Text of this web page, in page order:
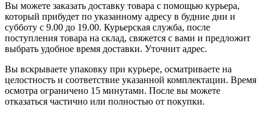
Вы можете заказать доставку товара с помощью курьера,
который прибудет по указанному адресу в будние дни и
субботу с 9.00 до 19.00. Курьерская служба, после
поступления товара на склад, свяжется с вами и предложит
выбрать удобное время доставки. Уточнит адрес.
Вы вскрываете упаковку при курьере, осматриваете на
целостность и соответствие указанной комплектации. Время
осмотра ограничено 15 минутами. После вы можете
отказаться частично или полностью от покупки.